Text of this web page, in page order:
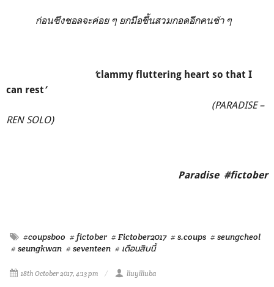
ก่อนซึงชอลจะค่อย ๆ ยกมือขึ้นสวมกอดอีกคนช้า ๆ
‘clammy fluttering heart so that I
can rest’
(PARADISE–
REN SOLO)
Paradise #fictober
#coupsboo # fictober # Fictober2017 # s.coups # seungcheol
# seungkwan # seventeen # เดือนสิบนี้
18th October 2017, 4:13 pm liuyiliuba